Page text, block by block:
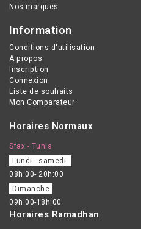
Nos marques
Information
Conditions d'utilisation
A propos
Inscription
Connexion
Liste de souhaits
Mon Comparateur
Horaires Normaux
Sfax - Tunis
Lundi - samedi
08h:00- 20h:00
Dimanche
09h:00-18h:00
Horaires Ramadhan